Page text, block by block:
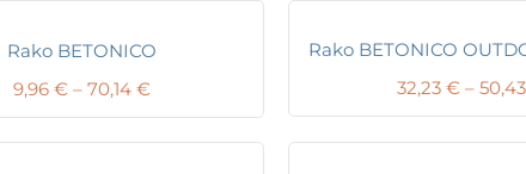
Rako BETONICO
9,96 € – 70,14 €
range:
9,96 €
Rako BETONICO
32,23 € – 50,43